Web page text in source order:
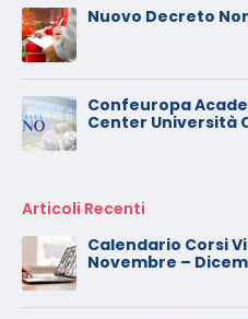
Nuovo Decreto
Confeuropa
Center Università
Articoli Recenti
Calendario Corsi
Novembre –